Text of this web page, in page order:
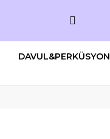
DAVUL&PERKÜSYON